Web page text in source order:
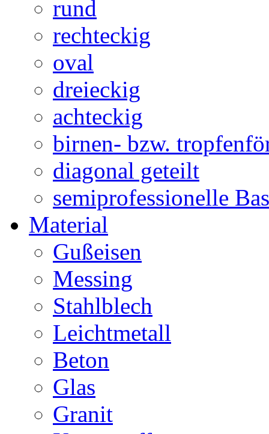
rund
rechteckig
oval
dreieckig
achteckig
birnen- bzw.
diagonal geteilt
semiprofessionelle
Material
Gußeisen
Messing
Stahlblech
Leichtmetall
Beton
Glas
Granit